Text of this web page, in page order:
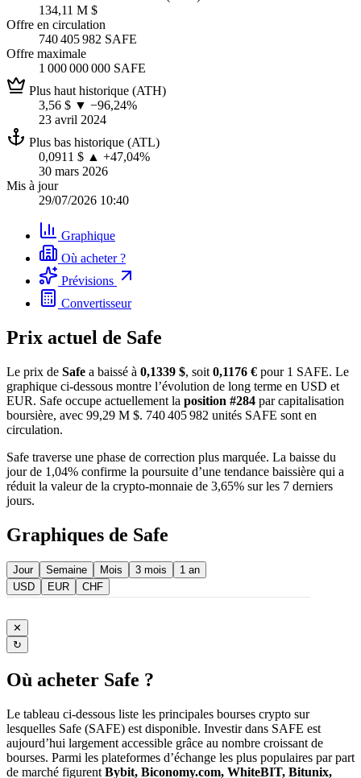
134,11 M $
Offre en circulation
740 405 982 SAFE
Offre maximale
1 000 000 000 SAFE
Plus haut historique (ATH)
3,56 $ ▼ −96,24%
23 avril 2024
Plus bas historique (ATL)
0,0911 $ ▲ +47,04%
30 mars 2026
Mis à jour
29/07/2026 10:40
Graphique
Où acheter ?
Prévisions
Convertisseur
Prix actuel de Safe
Le prix de Safe a baissé à 0,1339 $, soit 0,1176 € pour 1 SAFE. Le
graphique ci-dessous montre l’évolution de long terme en USD et
EUR. Safe occupe actuellement la position #284 par capitalisation
boursière, avec 99,29 M $. 740 405 982 unités SAFE sont en
circulation.
Safe traverse une phase de correction plus marquée. La baisse du
jour de 1,04% confirme la poursuite d’une tendance baissière qui a
réduit la valeur de la crypto-monnaie de 3,65% sur les 7 derniers
jours.
Graphiques de Safe
Jour Semaine Mois 3 mois
1 an
USD
EUR CHF
✕
↻
Où acheter Safe ?
Le tableau ci-dessous liste les principales bourses crypto sur
lesquelles Safe (SAFE) est disponible. Investir dans SAFE est
aujourd’hui largement accessible grâce au nombre croissant de
bourses. Parmi les plateformes d’échange les plus populaires par part
de marché figurent Bybit, Biconomy.com, WhiteBIT, Bitunix,